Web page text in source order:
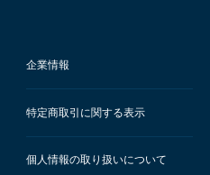
企業情報
特定商取引に関する表示
個人情報の取り扱いについて